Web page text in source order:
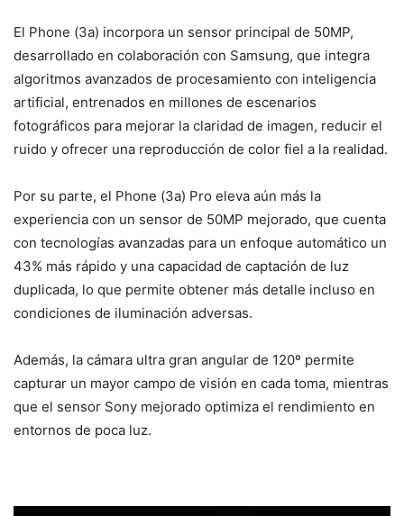
El Phone (3a) incorpora un sensor principal de 50MP,
desarrollado en colaboración con Samsung, que integra
algoritmos avanzados de procesamiento con inteligencia
artificial, entrenados en millones de escenarios
fotográficos para mejorar la claridad de imagen, reducir el
ruido y ofrecer una reproducción de color fiel a la realidad.
Por su parte, el Phone (3a) Pro eleva aún más la
experiencia con un sensor de 50MP mejorado, que cuenta
con tecnologías avanzadas para un enfoque automático un
43% más rápido y una capacidad de captación de luz
duplicada, lo que permite obtener más detalle incluso en
condiciones de iluminación adversas.
Además, la cámara ultra gran angular de 120º permite
capturar un mayor campo de visión en cada toma, mientras
que el sensor Sony mejorado optimiza el rendimiento en
entornos de poca luz.